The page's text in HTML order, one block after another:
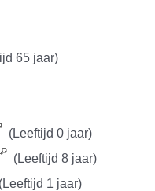
65 jaar)
(Leeftijd 0 jaar)
(Leeftijd 8 jaar)
1 jaar)